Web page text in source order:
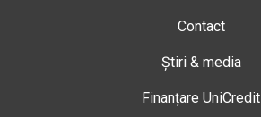
Contact
Știri & media
Finanțare UniCredit